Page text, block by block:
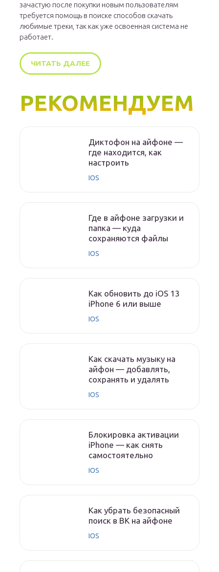
зачастую после покупки новым пользователям
требуется помощь в поиске способов скачать
любимые треки, так как уже освоенная система не
работает.
ЧИТАТЬ ДАЛЕЕ
РЕКОМЕНДУЕМ
Диктофон на айфоне —
где находится, как
настроить
IOS
Где в айфоне загрузки и
папка — куда
сохраняются файлы
IOS
Как обновить до iOS 13
iPhone 6 или выше
IOS
Как скачать музыку на
айфон — добавлять,
сохранять и удалять
IOS
Блокировка активации
iPhone — как снять
самостоятельно
IOS
Как убрать безопасный
поиск в ВК на айфоне
IOS